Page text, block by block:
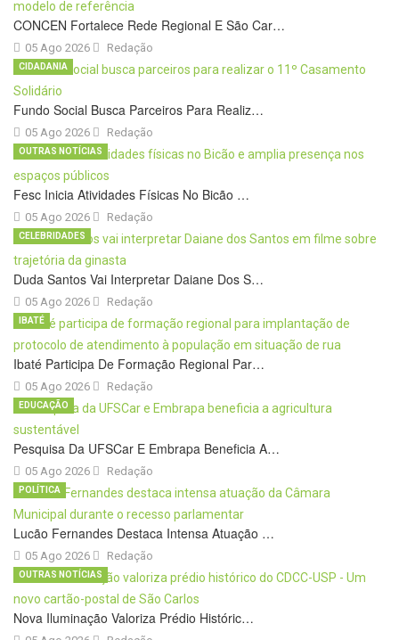
CONCEN Fortalece Rede Regional E São Car…
05 Ago 2026 Redação
Fundo Social Busca Parceiros Para Realiz…
05 Ago 2026
CIDADANIA
Redação
Fesc Inicia Atividades Físicas No Bicão …
05 Ago 2026
OUTRAS NOTÍCIAS
Redação
Duda Santos Vai Interpretar Daiane Dos S…
05 Ago 2026
CELEBRIDADES
Redação
Ibaté Participa De Formação Regional Par…
05 Ago 2026
IBATÉ
Redação
Pesquisa Da UFSCar E Embrapa Beneficia A…
05 Ago 2026
EDUCAÇÃO
Redação
Lucão Fernandes Destaca Intensa Atuação …
05 Ago 2026
POLÍTICA
Redação
Nova Iluminação Valoriza Prédio Históric…
OUTRAS NOTÍCIAS